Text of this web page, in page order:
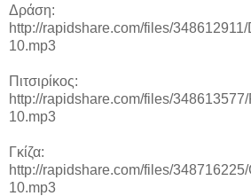
Δράση:
http://rapidshare.com/files/
10.mp3
Πιτσιρίκος:
http://rapidshare.com/files/
10.mp3
Γκίζα:
http://rapidshare.com/files/
10.mp3